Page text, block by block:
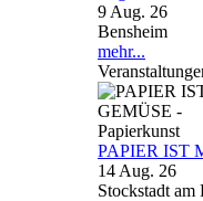
9 Aug. 26
Bensheim
mehr...
PAPIER IST
14 Aug. 26
Stockstadt am